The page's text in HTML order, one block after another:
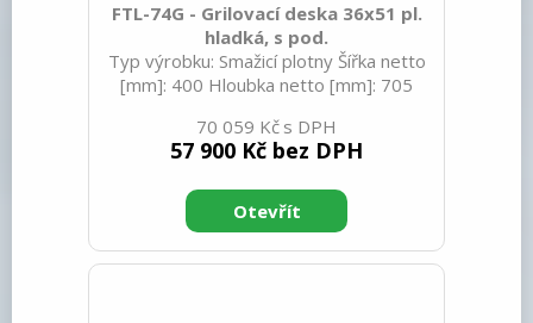
FTL-74G - Grilovací deska 36x51 pl.
hladká, s pod.
Typ výrobku: Smažicí plotny Šířka netto
[mm]: 400 Hloubka netto [mm]: 705
[kg]: 60.00 Šířka brutto [mm]: 430
Hloubka brutto [mm]: 770 Výška brutto
Typ spotřebiče: Plynové zařízení
Konstruční typ zařízení: Stacionární
Výkon plynový [kW]: 7.000 Zapalování:
70 059 Kč
57 900 Kč bez DPH